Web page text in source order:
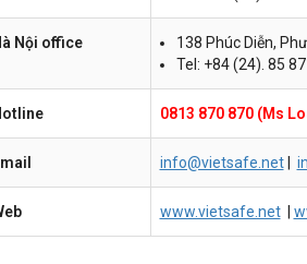
Nội office
138 Phúc Diễn,
Tel: +84 (24). 85
0813 870 870 (Ms
info@vietsafe.net|
www.vietsafe.net|